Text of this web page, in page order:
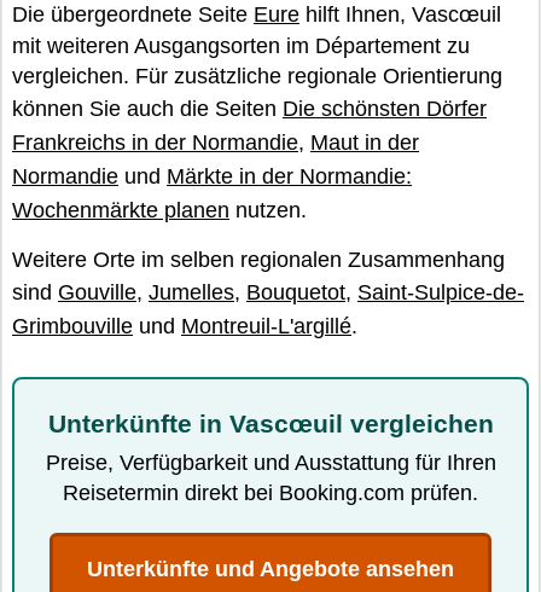
Die übergeordnete Seite Eure hilft Ihnen, Vascœuil
mit weiteren Ausgangsorten im Département zu
vergleichen. Für zusätzliche regionale Orientierung
können Sie auch die Seiten Die schönsten Dörfer
Frankreichs in der Normandie, Maut in der
Normandie und Märkte in der Normandie:
Wochenmärkte planen nutzen.
Weitere Orte im selben regionalen Zusammenhang
sind Gouville, Jumelles, Bouquetot, Saint-Sulpice-de-
Grimbouville und Montreuil-L'argillé.
Unterkünfte in Vascœuil vergleichen
Preise, Verfügbarkeit und Ausstattung für Ihren
Reisetermin direkt bei Booking.com prüfen.
Unterkünfte und Angebote ansehen